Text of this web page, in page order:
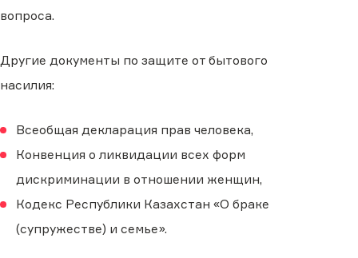
вопроса.
Другие документы по защите от бытового
насилия:
Всеобщая декларация прав человека,
Конвенция о ликвидации всех форм
дискриминации в отношении женщин,
Кодекс Республики Казахстан «О браке
(супружестве) и семье».